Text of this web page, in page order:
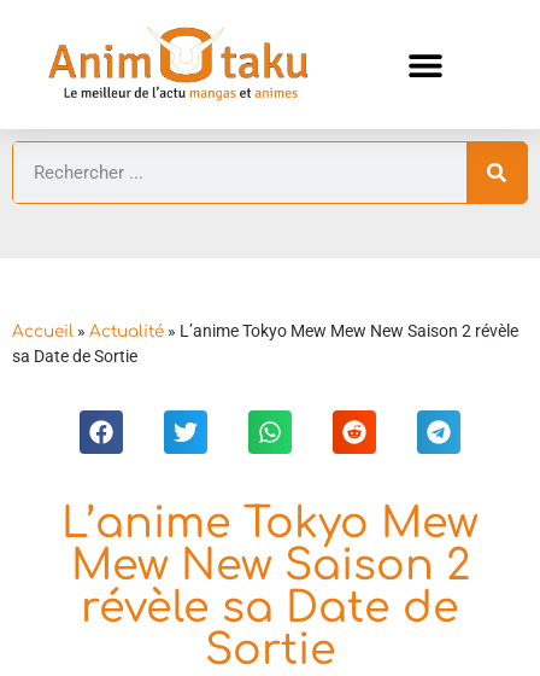
Accueil » Actualité » L’anime Tokyo Mew Mew New Saison 2 révèle
sa Date de Sortie
L’anime Tokyo Mew
Mew New Saison 2
révèle sa Date de
Sortie